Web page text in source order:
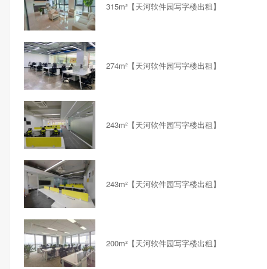
315m²【天河软件园写字楼出租】
274m²【天河软件园写字楼出租】
243m²【天河软件园写字楼出租】
243m²【天河软件园写字楼出租】
200m²【天河软件园写字楼出租】